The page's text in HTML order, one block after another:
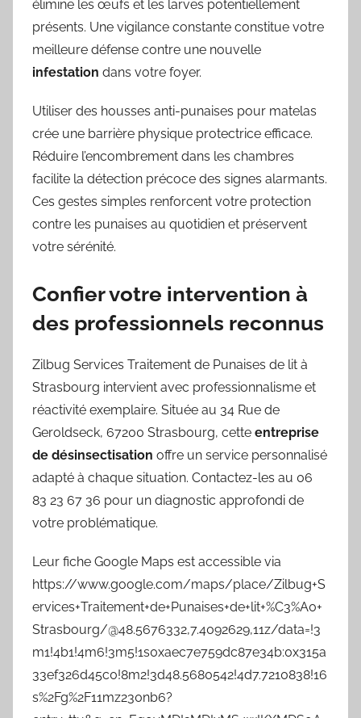
élimine les œufs et les larves potentiellement
présents. Une vigilance constante constitue votre
meilleure défense contre une nouvelle
infestation dans votre foyer.
Utiliser des housses anti-punaises pour matelas
crée une barrière physique protectrice efficace.
Réduire l’encombrement dans les chambres
facilite la détection précoce des signes alarmants.
Ces gestes simples renforcent votre protection
contre les punaises au quotidien et préservent
votre sérénité.
Confier votre intervention à
des professionnels reconnus
Zilbug Services Traitement de Punaises de lit à
Strasbourg intervient avec professionnalisme et
réactivité exemplaire. Située au 34 Rue de
Geroldseck, 67200 Strasbourg, cette entreprise
de désinsectisation offre un service personnalisé
adapté à chaque situation. Contactez-les au 06
83 23 67 36 pour un diagnostic approfondi de
votre problématique.
Leur fiche Google Maps est accessible via
https://www.google.com/maps/place/Zilbug+S
ervices+Traitement+de+Punaises+de+lit+%C3%A0+
Strasbourg/@48.5676332,7.4092629,11z/data=!3
m1!4b1!4m6!3m5!1s0xaec7e759dc87e34b:0x315a
33ef326d45c0!8m2!3d48.5680542!4d7.7210838!16
s%2Fg%2F11mz230nb6?